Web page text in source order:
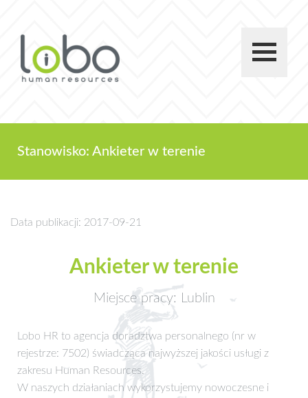
Stanowisko: Ankieter w terenie
Data publikacji: 2017-09-21
Ankieter w terenie
Miejsce pracy: Lublin
Lobo HR to agencja doradztwa personalnego (nr w
rejestrze: 7502) świadcząca najwyższej jakości usługi z
zakresu Human Resources.
W naszych działaniach wykorzystujemy nowoczesne i